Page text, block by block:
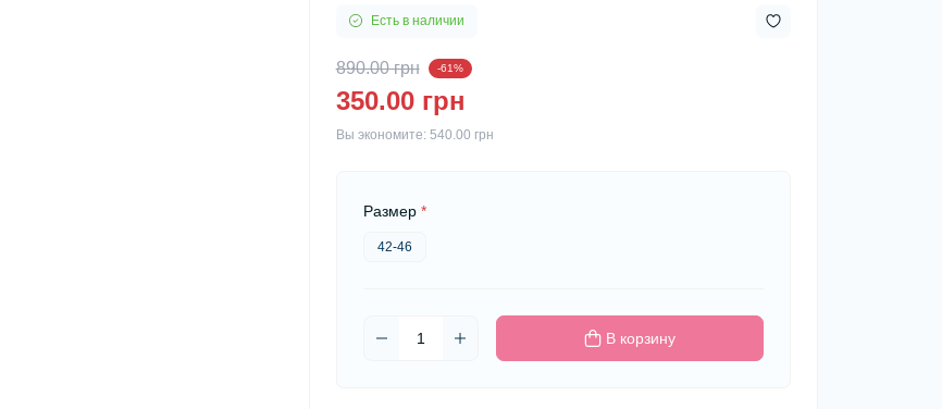
Есть в наличии
890.00 грн -61%
350.00 грн
Вы экономите: 540.00 грн
Размер *
42-46
В корзину